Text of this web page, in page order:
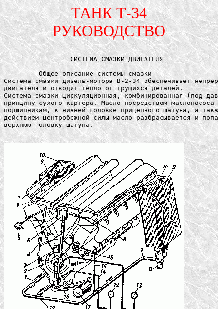
ТАНК Т-34
РУКОВОДСТВО
		 СИСТЕМА СМАЗКИ ДВИГАТЕЛЯ
	 Общее описание системы смазки
Система смазки дизель-мотора В-2-34 обеспечивает
двигателя и отводит тепло от трущихся деталей.
Система смазки циркуляционная, комбинированная (под
принципу сухого картера. Масло посредством
подшипникам, к нижней головке прицепного шатуна, а
действием центробежной силы масло разбрасывается и
верхнюю головку шатуна.